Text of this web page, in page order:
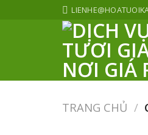
TRANG CHỦ /